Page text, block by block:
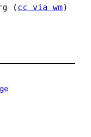
( cc via wm )